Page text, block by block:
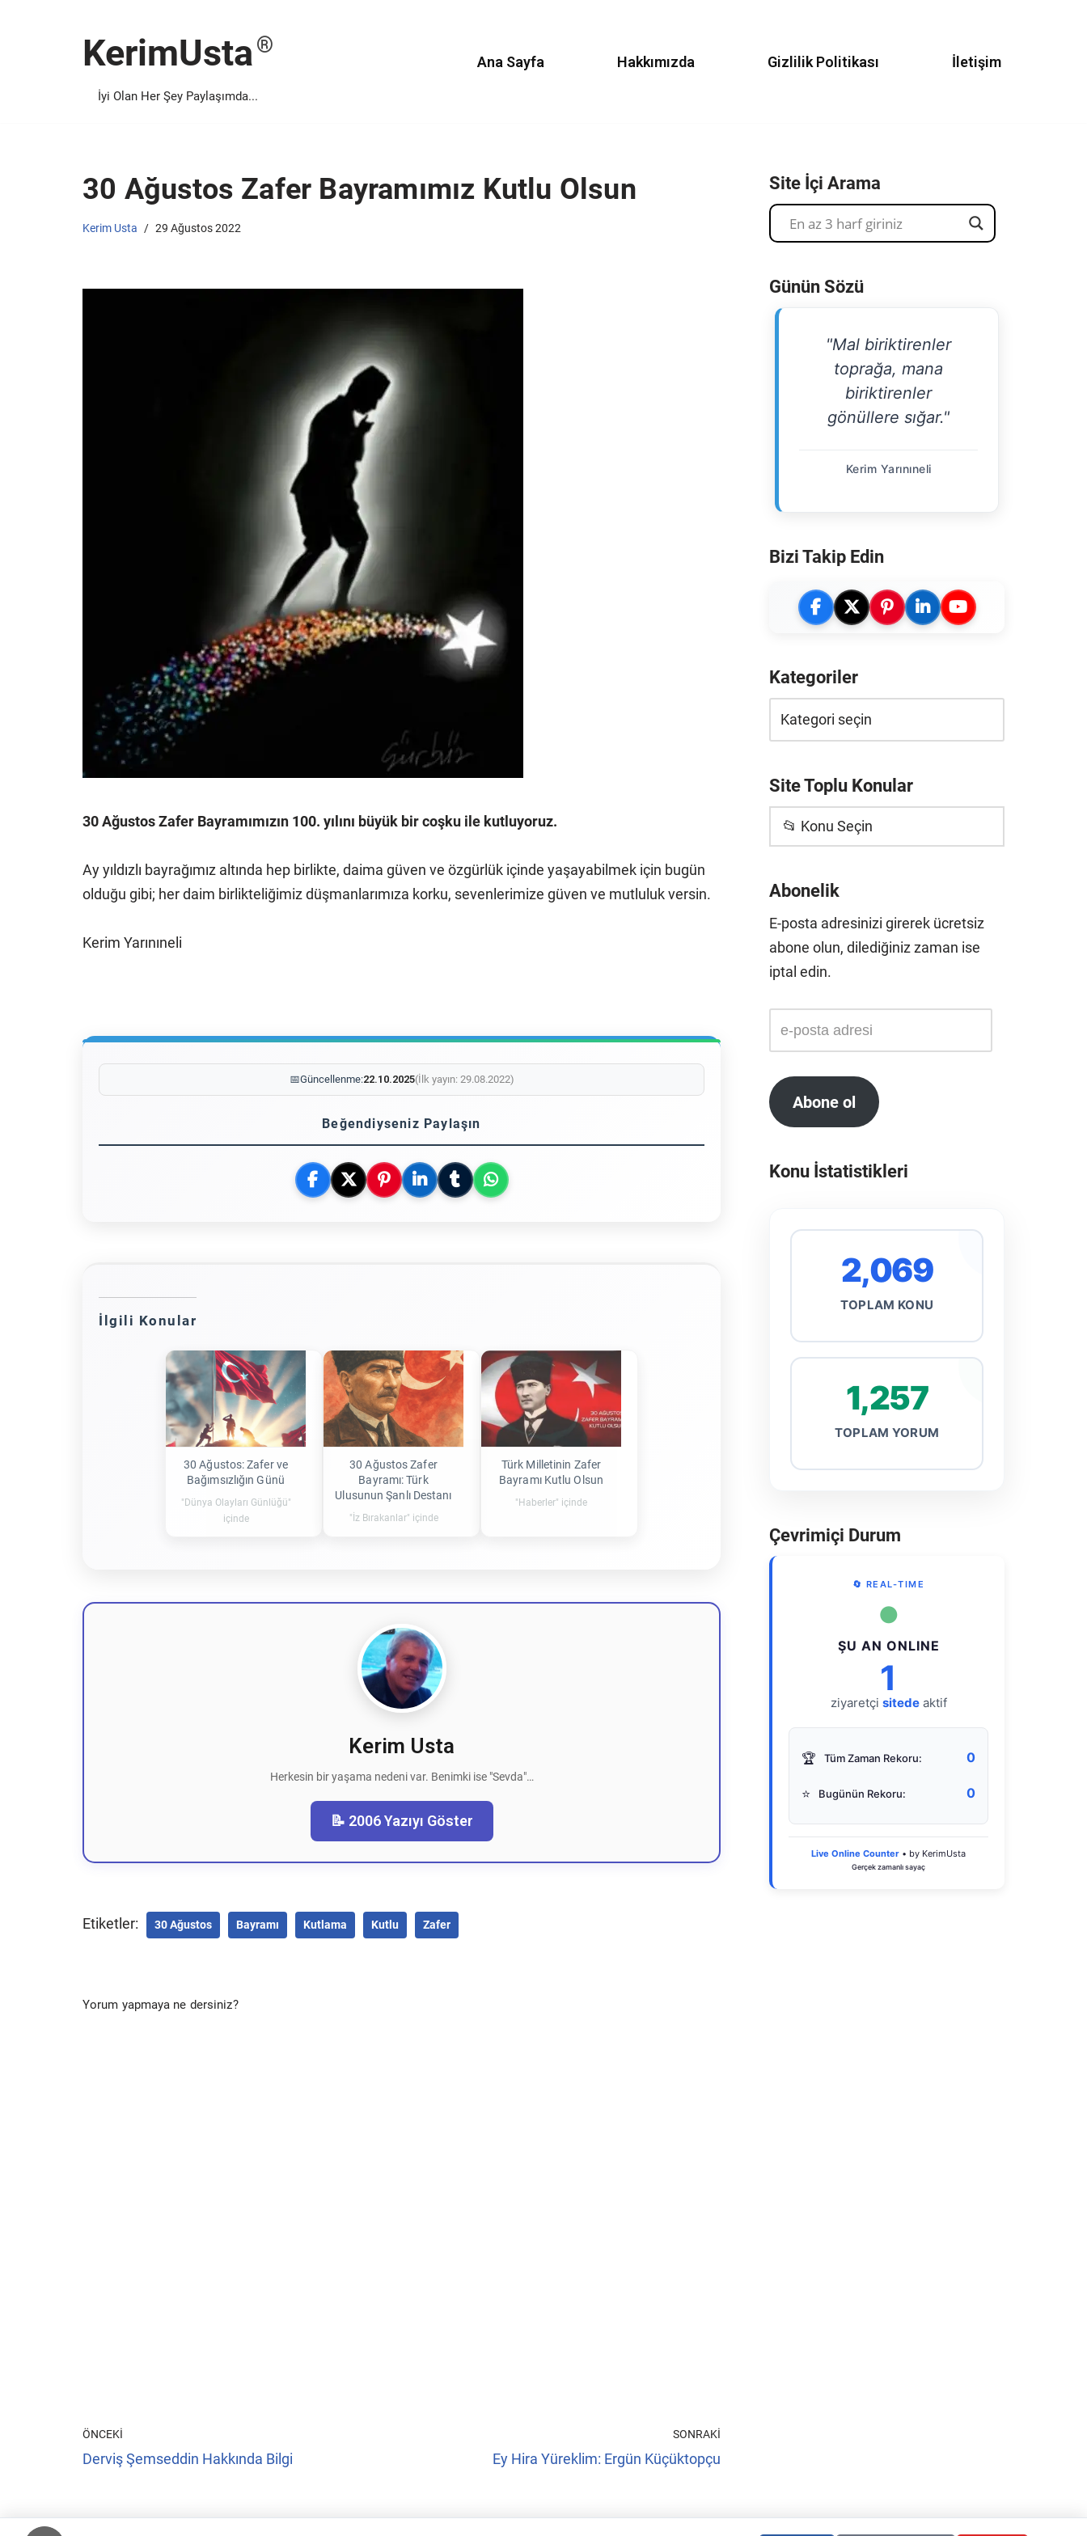
KerimUsta
İyi Olan Her Şey Paylaşımda...
Ana Sayfa Hakkımızda Gizlilik Politikası İletişim
30 Ağustos Zafer Bayramımız Kutlu Olsun
Kerim Usta 29 Ağustos 2022
30 Ağustos Zafer Bayramımızın 100. yılını büyük bir coşku ile kutluyoruz.
Ay yıldızlı bayrağımız altında hep birlikte, daima güven ve özgürlük içinde yaşayabilmek için bugün
olduğu gibi; her daim birlikteliğimiz düşmanlarımıza korku, sevenlerimize güven ve mutluluk versin.
Kerim Yarınıneli
📅Güncellenme:22.10.2025(İlk yayın: 29.08.2022)
Beğendiyseniz Paylaşın
İlgili Konular
30 Ağustos: Zafer ve
Bağımsızlığın Günü
"Dünya Olayları Günlüğü"
içinde
30 Ağustos Zafer
Bayramı: Türk
Ulusunun Şanlı Destanı
"İz Bırakanlar" içinde
Türk Milletinin Zafer
Bayramı Kutlu Olsun
"Haberler" içinde
Kerim Usta
Herkesin bir yaşama nedeni var. Benimki ise "Sevda"…
📝 2006 Yazıyı Göster
Etiketler: 30 Ağustos Bayramı Kutlama Kutlu Zafer
Yorum yapmaya ne dersiniz?
ÖNCEKI
Derviş Şemseddin Hakkında Bilgi
SONRAKI
Ey Hira Yüreklim: Ergün Küçüktopçu
Site İçi Arama
Günün Sözü
"Mal biriktirenler
toprağa, mana
biriktirenler
gönüllere sığar."
Kerim Yarınıneli
Bizi Takip Edin
Kategoriler
Site Toplu Konular
📂 Konu Seçin
Abonelik
E-posta adresinizi girerek ücretsiz
abone olun, dilediğiniz zaman ise
iptal edin.
Abone ol
Konu İstatistikleri
2,069
TOPLAM KONU
1,257
TOPLAM YORUM
Çevrimiçi Durum
🔄 REAL-TIME
●
ŞU AN ONLINE
1
ziyaretçi sitedeaktif
🏆 Tüm Zaman Rekoru: 0
⭐ Bugünün Rekoru: 0
Live Online Counter • by KerimUsta
Gerçek zamanlı sayaç